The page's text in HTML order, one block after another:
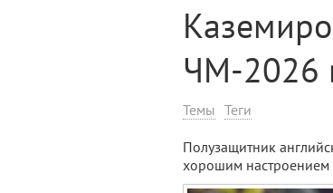
ЧМ-2026
Темы Теги
Полузащитник
хорошим настроением